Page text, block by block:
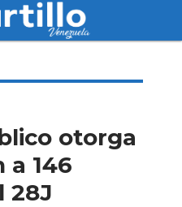
otorga
a 146
28J
gratuito de